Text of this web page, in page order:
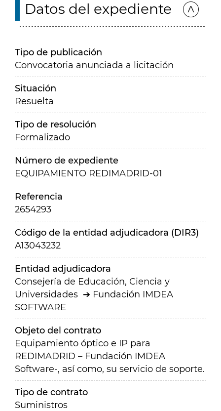
Datos del expediente
Tipo de publicación
Convocatoria anunciada a licitación
Situación
Resuelta
Tipo de resolución
Formalizado
Número de expediente
EQUIPAMIENTO REDIMADRID-01
Referencia
2654293
Código de la entidad adjudicadora (DIR3)
A13043232
Entidad adjudicadora
Consejería de Educación, Ciencia y
Universidades
Fundación IMDEA
SOFTWARE
Objeto del contrato
Equipamiento óptico e IP para
REDIMADRID – Fundación IMDEA
Software-, así como, su servicio de soporte.
Tipo de contrato
Suministros